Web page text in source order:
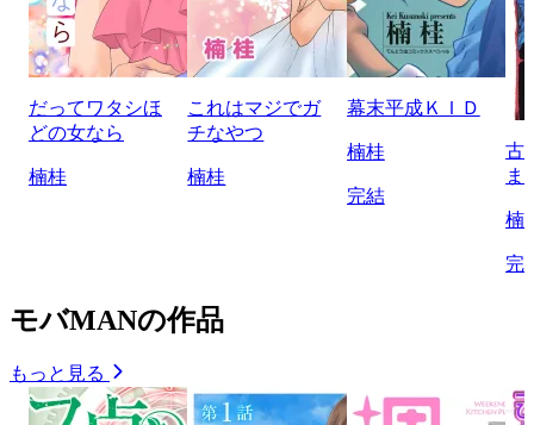
だってワタシほ
どの女なら
楠桂
これはマジでガ
チなやつ
楠桂
幕末平成ＫＩＤ
楠桂
完結
古
ま
楠
完
モバMANの作品
もっと見る